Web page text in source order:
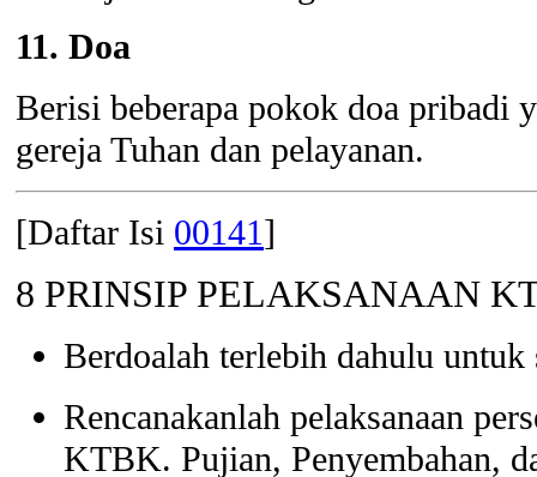
11. Doa
Berisi beberapa pokok doa pribadi
gereja Tuhan dan pelayanan.
[Daftar Isi 00141]
8 PRINSIP PELAKSANAAN
Berdoalah terlebih dahulu
Rencanakanlah pelaksanaan
KTBK. Pujian, Penyembahan,